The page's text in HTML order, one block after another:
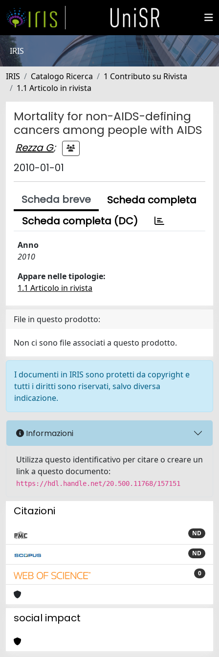
IRIS
IRIS Catalogo Ricerca
1 Contributo su Rivista
1.1 Articolo in rivista
Mortality for non-AIDS-defining
cancers among people with AIDS
Rezza G;
2010-01-01
Scheda breve
Scheda completa
Scheda completa (DC)
Anno
2010
Appare nelle tipologie:
1.1 Articolo in rivista
File in questo prodotto:
Non ci sono file associati a questo prodotto.
I documenti in IRIS sono protetti da copyright e
tutti i diritti sono riservati, salvo diversa
indicazione.
Informazioni
Utilizza questo identificativo per citare o creare un
link a questo documento:
https://hdl.handle.net/20.500.11768/157151
Citazioni
ND
ND
0
social impact